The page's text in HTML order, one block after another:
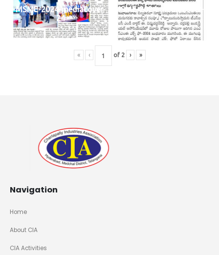
MSME-2024-mediacover-
24
MSME-2024-mediacover-
26
« ‹ of 2 › »
Navigation
Home
About CIA
CIA Activities